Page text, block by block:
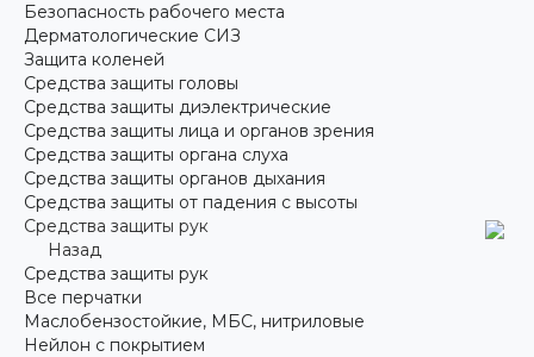
Безопасность рабочего места
Дерматологические СИЗ
Защита коленей
Средства защиты головы
Средства защиты диэлектрические
Средства защиты лица и органов зрения
Средства защиты органа слуха
Средства защиты органов дыхания
Средства защиты от падения с высоты
Средства защиты рук
Назад
Средства защиты рук
Все перчатки
Маслобензостойкие, МБС, нитриловые
Нейлон с покрытием